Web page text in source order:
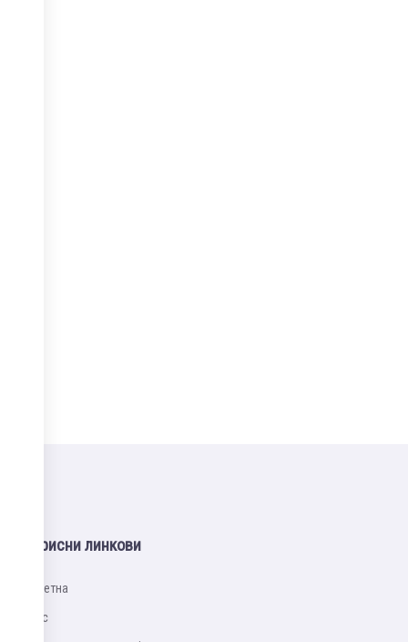
Корисни линкови
Почетна
Упис